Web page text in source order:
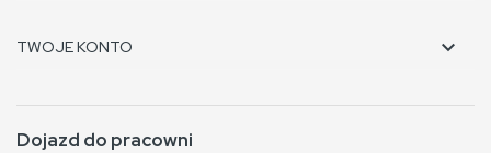
TWOJE KONTO 
Dojazd do pracowni